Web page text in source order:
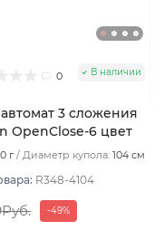
0 В наличии
3 сложения
OpenClose-6 цвет
тёмный
г Диаметр купола: 104 см
R348-4104
-49%